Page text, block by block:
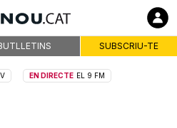
SUBSCRIU-TE
EN DIRECTE EL 9 FM